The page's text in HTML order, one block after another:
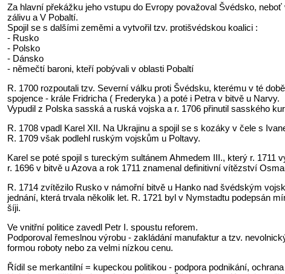
Za hlavní překážku jeho vstupu do Evropy považoval Švédsko,
zálivu a V Pobaltí.
Spojil se s dalšími zeměmi a vytvořil tzv. protišvédskou koalici :
- Rusko
- Polsko
- Dánsko
- němečtí baroni, kteří pobývali v oblasti Pobaltí
R. 1700 rozpoutali tzv. Severní válku proti Švédsku, kterému v té
spojence - krále Fridricha ( Frederyka ) a poté i Petra v bitvě u Narvy.
Vypudil z Polska sasská a ruská vojska a r. 1706 přinutil sasského
R. 1708 vpadl Karel XII. Na Ukrajinu a spojil se s kozáky v čele s
R. 1709 však podlehl ruským vojskům u Poltavy.
Karel se poté spojil s tureckým sultánem Ahmedem III., který r. 1711
r. 1696 v bitvě u Azova a rok 1711 znamenal definitivní vítězství
R. 1714 zvítězilo Rusko v námořní bitvě u Hanko nad švédským
jednání, která trvala několik let. R. 1721 byl v Nymstadtu podepsán
šíji.
Ve vnitřní politice zavedl Petr I. spoustu reforem.
Podporoval řemeslnou výrobu - zakládání manufaktur a tzv.
formou roboty nebo za velmi nízkou cenu.
Řídil se merkantilní = kupeckou politikou - podpora podnikání,